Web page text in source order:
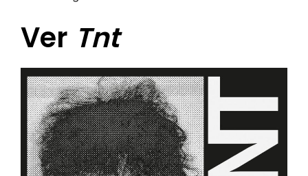
Ver Tnt